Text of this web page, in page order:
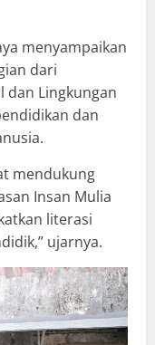
menyampaikan
dari
dan Lingkungan
dan
mendukung
Insan Mulia
literasi
ujarnya.